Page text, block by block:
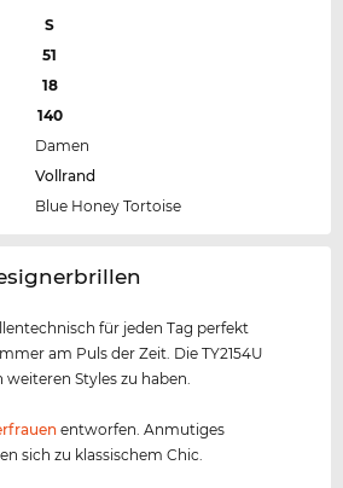
S
51
18
140
Damen
Vollrand
Blue Honey Tortoise
für jeden Tag perfekt
am Puls der Zeit. Die TY2154U
Styles zu haben.
entworfen. Anmutiges
sich zu klassischem Chic.